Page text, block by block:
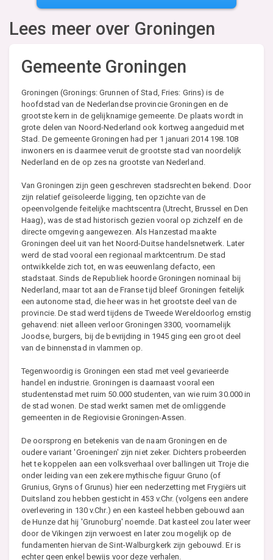
Lees meer over Groningen
Gemeente Groningen
Groningen (Gronings: Grunnen of Stad, Fries: Grins) is de
hoofdstad van de Nederlandse provincie Groningen en de
grootste kern in de gelijknamige gemeente. De plaats wordt in
grote delen van Noord-Nederland ook kortweg aangeduid met
Stad. De gemeente Groningen had per 1 januari 2014 198.108
inwoners en is daarmee veruit de grootste stad van noordelijk
Nederland en de op zes na grootste van Nederland.
Van Groningen zijn geen geschreven stadsrechten bekend. Door
zijn relatief geïsoleerde ligging, ten opzichte van de
opeenvolgende feitelijke machtscentra (Utrecht, Brussel en Den
Haag), was de stad historisch gezien vooral op zichzelf en de
directe omgeving aangewezen. Als Hanzestad maakte
Groningen deel uit van het Noord-Duitse handelsnetwerk. Later
werd de stad vooral een regionaal marktcentrum. De stad
ontwikkelde zich tot, en was eeuwenlang defacto, een
stadstaat. Sinds de Republiek hoorde Groningen nominaal bij
Nederland, maar tot aan de Franse tijd bleef Groningen feitelijk
een autonome stad, die heer was in het grootste deel van de
provincie. De stad werd tijdens de Tweede Wereldoorlog ernstig
gehavend: niet alleen verloor Groningen 3300, voornamelijk
Joodse, burgers, bij de bevrijding in 1945 ging een groot deel
van de binnenstad in vlammen op.
Tegenwoordig is Groningen een stad met veel gevarieerde
handel en industrie. Groningen is daarnaast vooral een
studentenstad met ruim 50.000 studenten, van wie ruim 30.000 in
de stad wonen. De stad werkt samen met de omliggende
gemeenten in de Regiovisie Groningen-Assen.
De oorsprong en betekenis van de naam Groningen en de
oudere variant 'Groeningen' zijn niet zeker. Dichters probeerden
het te koppelen aan een volksverhaal over ballingen uit Troje die
onder leiding van een zekere mythische figuur Gruno (of
Grunius, Gryns of Grunus) hier een nederzetting met Frygiërs uit
Duitsland zou hebben gesticht in 453 v.Chr. (volgens een andere
overlevering in 130 v.Chr.) en een kasteel hebben gebouwd aan
de Hunze dat hij 'Grunoburg' noemde. Dat kasteel zou later weer
door de Vikingen zijn verwoest en later zou mogelijk op de
fundamenten hiervan de Sint-Walburgkerk zijn gebouwd. Er is
echter geen enkel bewijs voor deze verhalen.